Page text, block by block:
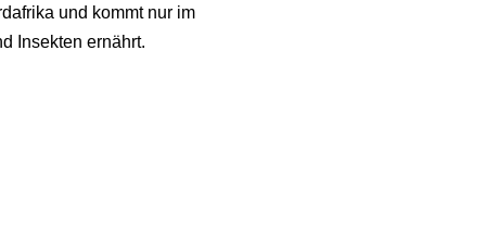
und kommt nur im
Insekten ernährt.